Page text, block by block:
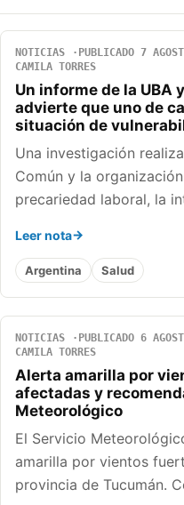
NOTICIAS PUBLICADO 7
CAMILA TORRES
Un informe de la UBA
advierte que uno de
situación de
Una investigación
Común y la
precariedad laboral, la
Leer nota
Argentina Salud
NOTICIAS PUBLICADO 6
CAMILA TORRES
Alerta amarilla por
afectadas y
Meteorológico
El Servicio
amarilla por vientos
provincia de Tucumán.